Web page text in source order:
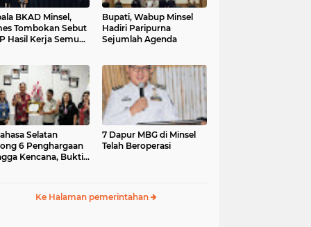
BKAD Minsel,
Tombokan Sebut
Hasil Kerja Semua
Bupati, Wabup Minsel
Hadiri Paripurna
Sejumlah Agenda
Selatan
6 Penghargaan
Kencana, Bukti
7 Dapur MBG di Minsel
Telah Beroperasi
Ke Halaman pemerintahan